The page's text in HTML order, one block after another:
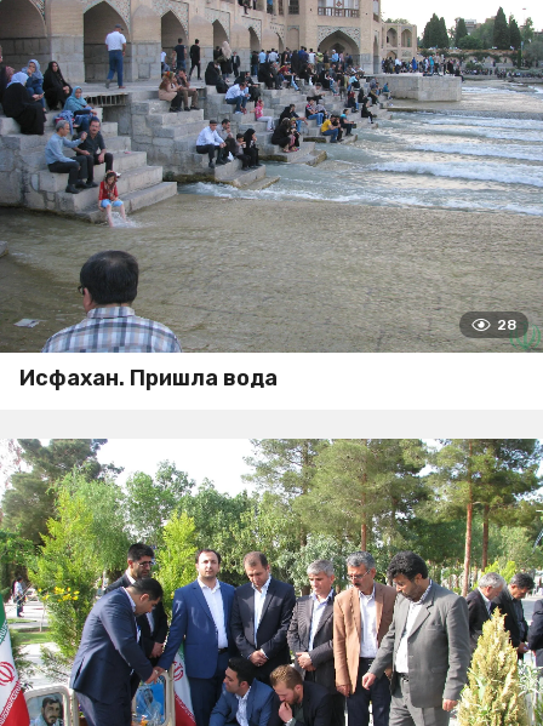
28
Исфахан. Пришла вода